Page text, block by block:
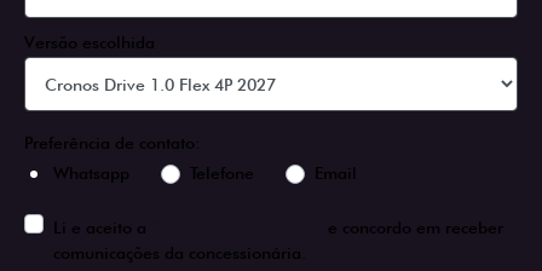
Versão escolhida
Preferência de contato:
Whatsapp
Telefone Email
Li e aceito a
e concordo em receber
comunicações da concessionária.